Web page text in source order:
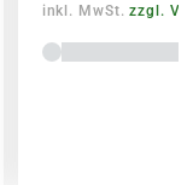
inkl. MwSt.zzgl.